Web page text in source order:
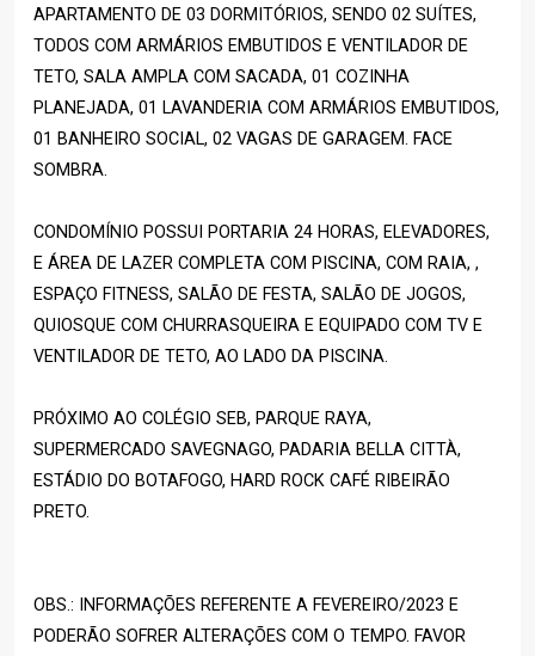
APARTAMENTO DE 03 DORMITÓRIOS, SENDO 02 SUÍTES,
TODOS COM ARMÁRIOS EMBUTIDOS E VENTILADOR DE
TETO, SALA AMPLA COM SACADA, 01 COZINHA
PLANEJADA, 01 LAVANDERIA COM ARMÁRIOS EMBUTIDOS,
01 BANHEIRO SOCIAL, 02 VAGAS DE GARAGEM. FACE
SOMBRA.
CONDOMÍNIO POSSUI PORTARIA 24 HORAS, ELEVADORES,
E ÁREA DE LAZER COMPLETA COM PISCINA, COM RAIA, ,
ESPAÇO FITNESS, SALÃO DE FESTA, SALÃO DE JOGOS,
QUIOSQUE COM CHURRASQUEIRA E EQUIPADO COM TV E
VENTILADOR DE TETO, AO LADO DA PISCINA.
PRÓXIMO AO COLÉGIO SEB, PARQUE RAYA,
SUPERMERCADO SAVEGNAGO, PADARIA BELLA CITTÀ,
ESTÁDIO DO BOTAFOGO, HARD ROCK CAFÉ RIBEIRÃO
PRETO.
OBS.: INFORMAÇÕES REFERENTE A FEVEREIRO/2023 E
PODERÃO SOFRER ALTERAÇÕES COM O TEMPO. FAVOR